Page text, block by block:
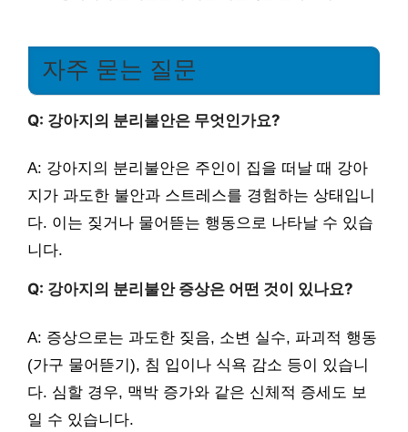
자주 묻는 질문
Q: 강아지의 분리불안은 무엇인가요?
A: 강아지의 분리불안은 주인이 집을 떠날 때 강아
지가 과도한 불안과 스트레스를 경험하는 상태입니
다. 이는 짖거나 물어뜯는 행동으로 나타날 수 있습
니다.
Q: 강아지의 분리불안 증상은 어떤 것이 있나요?
A: 증상으로는 과도한 짖음, 소변 실수, 파괴적 행동
(가구 물어뜯기), 침 입이나 식욕 감소 등이 있습니
다. 심할 경우, 맥박 증가와 같은 신체적 증세도 보
일 수 있습니다.